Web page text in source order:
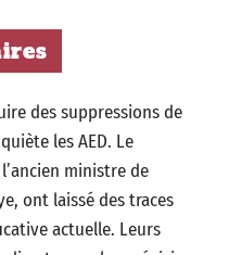
des suppressions de
les AED. Le
ministre de
ont laissé des traces
actuelle. Leurs